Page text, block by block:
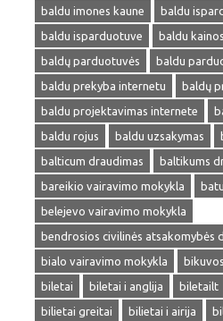
baldu imones kaune
baldu
baldu isparduotuve
baldu kainos
baldų parduotuvės
baldu
baldu prekyba internetu
baldų
baldu projektavimas internete
baldu rojus
baldu uzsakymas
balticum draudimas
baltikums
bareikio vairavimo mokykla
belejevo vairavimo mokykla
bendrosios civilinės atsakomybės
bialo vairavimo mokykla
biletai
biletai i anglija biletailt
bilietai greitai
bilietai i airija